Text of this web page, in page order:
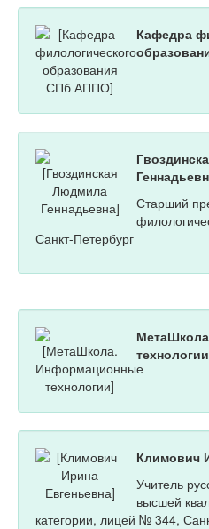
Кафедра
Старший
Санкт-Петербург
технологии
Климович
Учитель
высшей
категории, лицей № 344,